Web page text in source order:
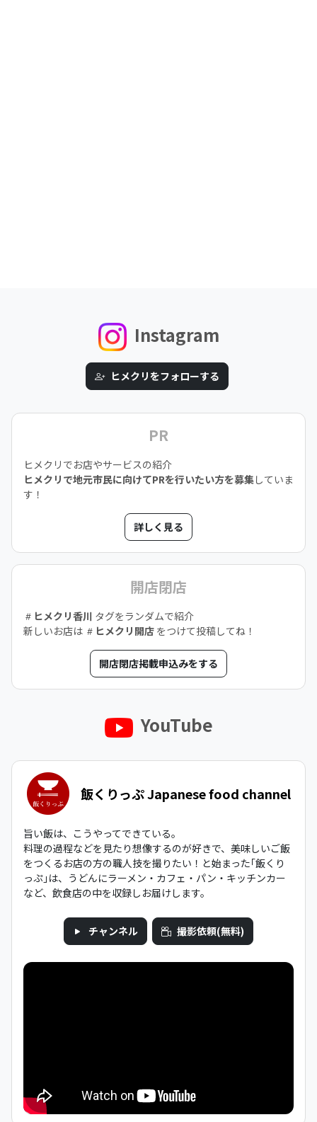
Instagram
ヒメクリをフォローする
PR
ヒメクリでお店やサービスの紹介
ヒメクリで地元市民に向けてPRを行いたい方を募集していま
す！
詳しく見る
開店閉店
ヒメクリ香川 タグをランダムで紹介
新しいお店は
ヒメクリ開店 をつけて投稿してね！
開店閉店掲載申込みをする
YouTube
飯くりっぷ Japanese food channel
旨い飯は、こうやってできている。
料理の過程などを見たり想像するのが好きで、美味しいご飯
をつくるお店の方の職人技を撮りたい！と始まった｢飯くり
っぷ｣は、うどんにラーメン・カフェ・パン・キッチンカー
など、飲食店の中を収録しお届けします。
チャンネル 撮影依頼(無料)